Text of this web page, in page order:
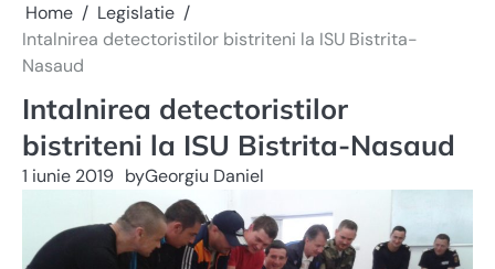
Home
Legislatie
Intalnirea detectoristilor bistriteni la ISU Bistrita-
Nasaud
Intalnirea detectoristilor
bistriteni la ISU Bistrita-Nasaud
1 iunie 2019 byGeorgiu Daniel